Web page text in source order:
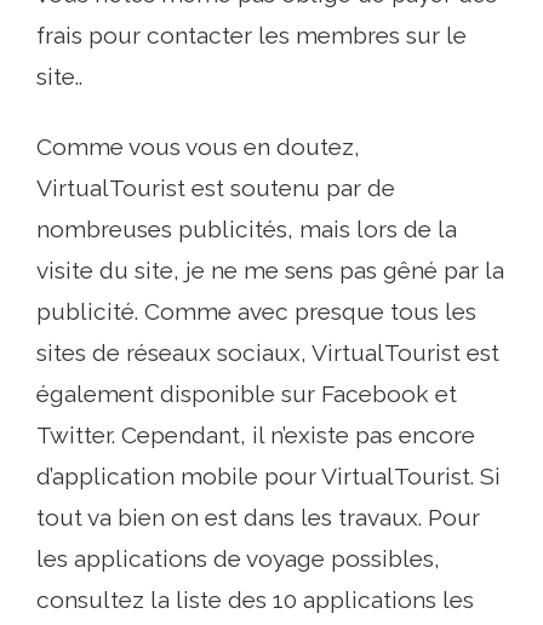
frais pour contacter les membres sur le
site..
Comme vous vous en doutez,
VirtualTourist est soutenu par de
nombreuses publicités, mais lors de la
visite du site, je ne me sens pas gêné par la
publicité. Comme avec presque tous les
sites de réseaux sociaux, VirtualTourist est
également disponible sur Facebook et
Twitter. Cependant, il n’existe pas encore
d’application mobile pour VirtualTourist. Si
tout va bien on est dans les travaux. Pour
les applications de voyage possibles,
consultez la liste des 10 applications les